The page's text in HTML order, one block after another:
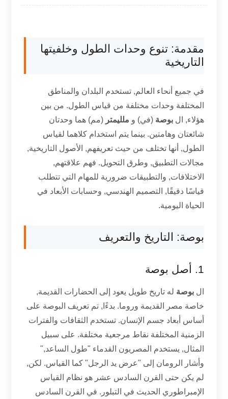
مقدمة: تنوع وحدات الطول وخلفيتها
التاريخية
في جميع أنحاء العالم, تستخدم البلدان والمناطق
المختلفة وحدات مختلفة من قياس الطول. من بين
هؤلاء, البوصة (في) و ملليمتر (مم) هما وحدتان
شائعتان وهامتين. بينما يتم استخدام كلاهما لقياس
الطول, أنها تختلف من حيث تعريفهم, الأصول التاريخية,
مجالات التطبيق, وطرق التحويل. فهم علاقتهم,
الاختلافات, والتطبيقات ضرورية للمهام التي تتطلب
قياسًا دقيقًا, التصميم الهندسي, وحسابات الأبعاد في
الحياة اليومية.
بوصة: التاريخ والتعريف
1. أصل بوصة
البوصة له تاريخ طويل يعود إلى الحضارات القديمة,
خاصة مصر القديمة وروما. بدءًا, تم تعريف البوصة على
أساس أبعاد جسم الإنسان. تستخدم الثقافات والفترات
الزمنية المختلفة نقاط مرجعية مختلفة. على سبيل
المثال, يستخدم المصريون القدماء "طول الساعد,"
وأشار الرومان إلى "عرض يد الرجل" كما القياس. لكن,
لم يكن حتى القرن السادس عشر هو نظام القياس
الإمبراطوري الحديث في التبلور. في القرن السادس